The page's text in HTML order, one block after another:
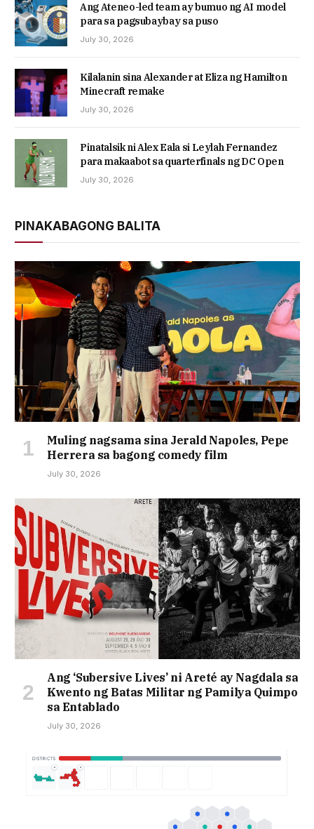
Ang Ateneo-led team ay bumuo ng AI model
para sa pagsubaybay sa puso
July 30, 2026
Kilalanin sina Alexander at Eliza ng Hamilton
Minecraft remake
July 30, 2026
Pinatalsik ni Alex Eala si Leylah Fernandez
para makaabot sa quarterfinals ng DC Open
July 30, 2026
PINAKABAGONG BALITA
Muling nagsama sina Jerald Napoles, Pepe
Herrera sa bagong comedy film
July 30, 2026
Ang ‘Subersive Lives’ ni Areté ay Nagdala sa
Kwento ng Batas Militar ng Pamilya Quimpo
sa Entablado
July 30, 2026